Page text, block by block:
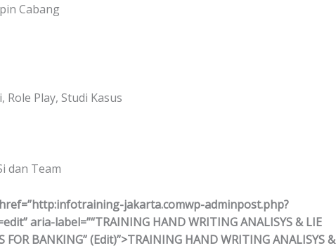
Cabang
Role Play, Studi Kasus
dan Team
jakarta.comwp-adminpost.php?
aria-label=”“TRAINING HAND WRITING ANALISYS & LIE
FOR BANKING” (Edit)”>TRAINING HAND WRITING ANALISYS &